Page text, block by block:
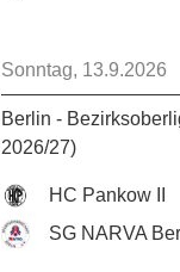
Sonntag, 13.9.2026
Berlin -
2026/27)
HC Pankow II
SG NARVA